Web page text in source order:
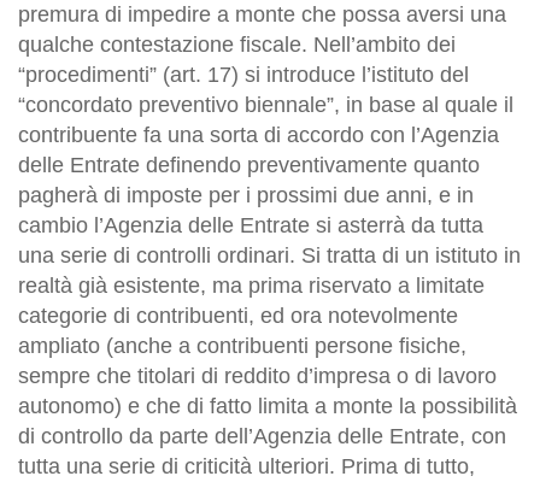
premura di impedire a monte che possa aversi una
qualche contestazione fiscale. Nell’ambito dei
“procedimenti” (art. 17) si introduce l’istituto del
“concordato preventivo biennale”, in base al quale il
contribuente fa una sorta di accordo con l’Agenzia
delle Entrate definendo preventivamente quanto
pagherà di imposte per i prossimi due anni, e in
cambio l’Agenzia delle Entrate si asterrà da tutta
una serie di controlli ordinari. Si tratta di un istituto in
realtà già esistente, ma prima riservato a limitate
categorie di contribuenti, ed ora notevolmente
ampliato (anche a contribuenti persone fisiche,
sempre che titolari di reddito d’impresa o di lavoro
autonomo) e che di fatto limita a monte la possibilità
di controllo da parte dell’Agenzia delle Entrate, con
tutta una serie di criticità ulteriori. Prima di tutto,